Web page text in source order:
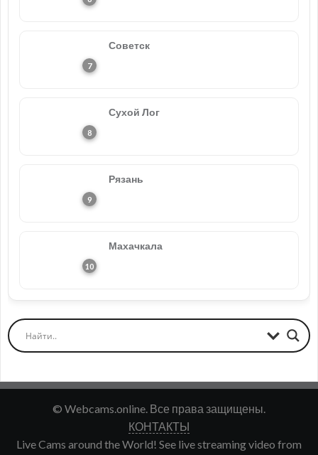
Советск
Сухой Лог
Рязань
Махачкала
© Webcams.online. Все права защищены.
КОНТАКТЫ
Live Cams around the World! See live streaming video from